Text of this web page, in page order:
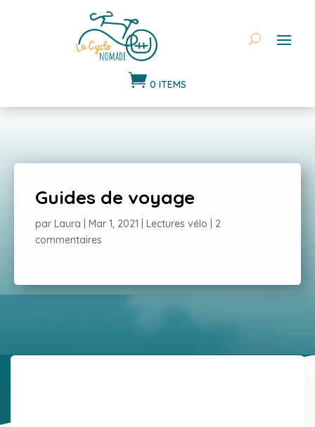
 0 ITEMS
Guides de voyage
par Laura Mar 1, 2021 Lectures vélo
2
commentaires